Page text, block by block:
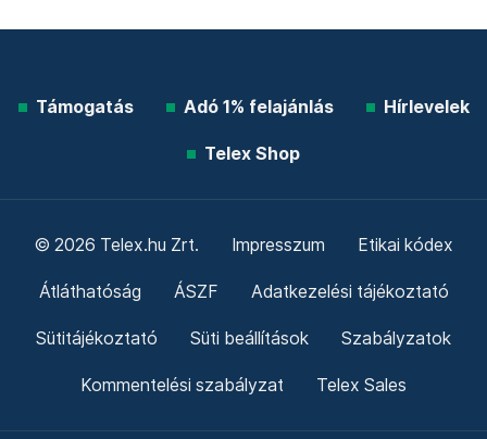
Támogatás Adó 1% felajánlás Hírlevelek
Telex Shop
© 2026 Telex.hu Zrt. Impresszum Etikai kódex
Átláthatóság ÁSZF Adatkezelési tájékoztató
Sütitájékoztató Süti beállítások Szabályzatok
Kommentelési szabályzat Telex Sales